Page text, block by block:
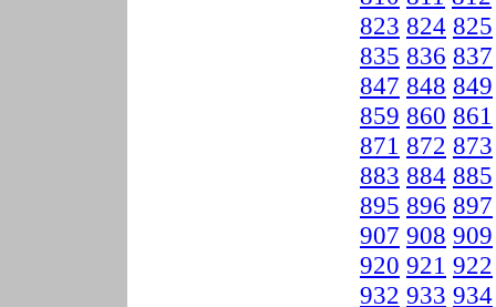
823 824 825
835 836 837
847 848 849
859 860 861
871 872 873
883 884 885
895 896 897
907 908 909
920 921 922
932 933 934